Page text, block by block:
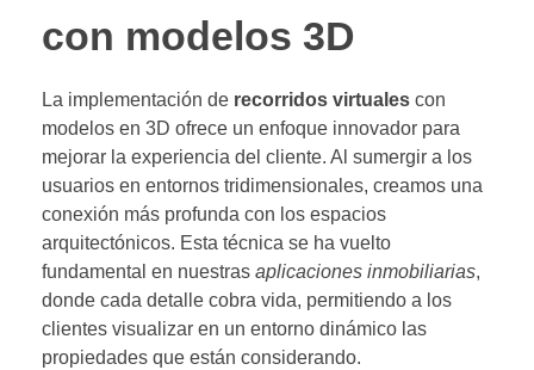
con modelos 3D
La implementación de recorridos virtuales con
modelos en 3D ofrece un enfoque innovador para
mejorar la experiencia del cliente. Al sumergir a los
usuarios en entornos tridimensionales, creamos una
conexión más profunda con los espacios
arquitectónicos. Esta técnica se ha vuelto
fundamental en nuestras aplicaciones inmobiliarias,
donde cada detalle cobra vida, permitiendo a los
clientes visualizar en un entorno dinámico las
propiedades que están considerando.